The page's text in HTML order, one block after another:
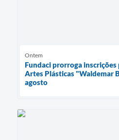
Ontem
Fundaci prorroga inscrições
Artes Plásticas "Waldemar
agosto